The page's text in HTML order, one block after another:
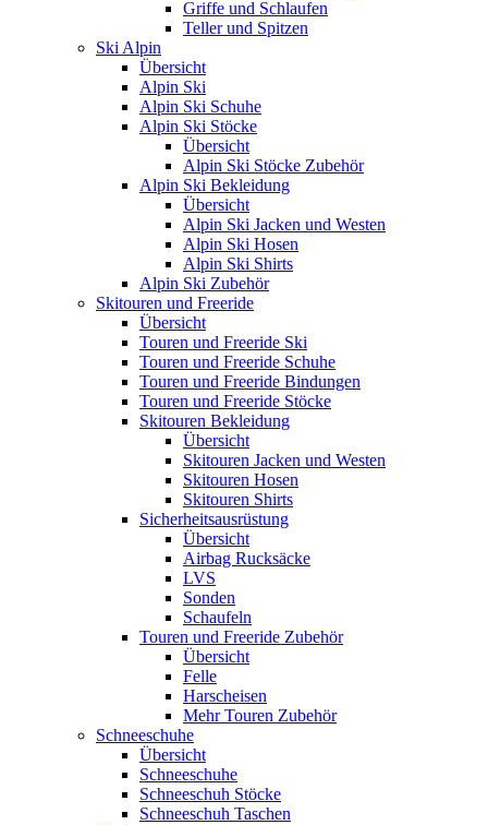
Griffe und Schlaufen
Teller und Spitzen
Ski Alpin
Übersicht
Alpin Ski
Alpin Ski Schuhe
Alpin Ski Stöcke
Übersicht
Alpin Ski Stöcke Zubehör
Alpin Ski Bekleidung
Übersicht
Alpin Ski Jacken und Westen
Alpin Ski Hosen
Alpin Ski Shirts
Alpin Ski Zubehör
Skitouren und Freeride
Übersicht
Touren und Freeride Ski
Touren und Freeride Schuhe
Touren und Freeride Bindungen
Touren und Freeride Stöcke
Skitouren Bekleidung
Übersicht
Skitouren Jacken und Westen
Skitouren Hosen
Skitouren Shirts
Sicherheitsausrüstung
Übersicht
Airbag Rucksäcke
LVS
Sonden
Schaufeln
Touren und Freeride Zubehör
Übersicht
Felle
Harscheisen
Mehr Touren Zubehör
Schneeschuhe
Übersicht
Schneeschuhe
Schneeschuh Stöcke
Schneeschuh Taschen